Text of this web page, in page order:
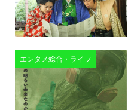
エンタメ総合・ライフ